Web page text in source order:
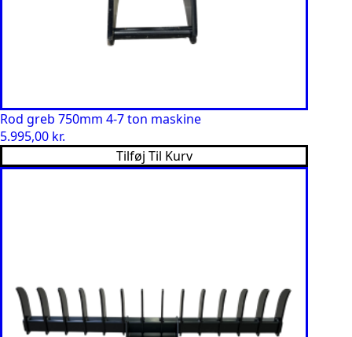
Rod greb 750mm 4-7 ton maskine
5.995,00 kr.
Tilføj Til Kurv